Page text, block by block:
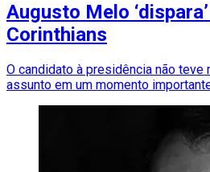
Augusto Melo
Corinthians
O candidato à presidência não
assunto em um momento